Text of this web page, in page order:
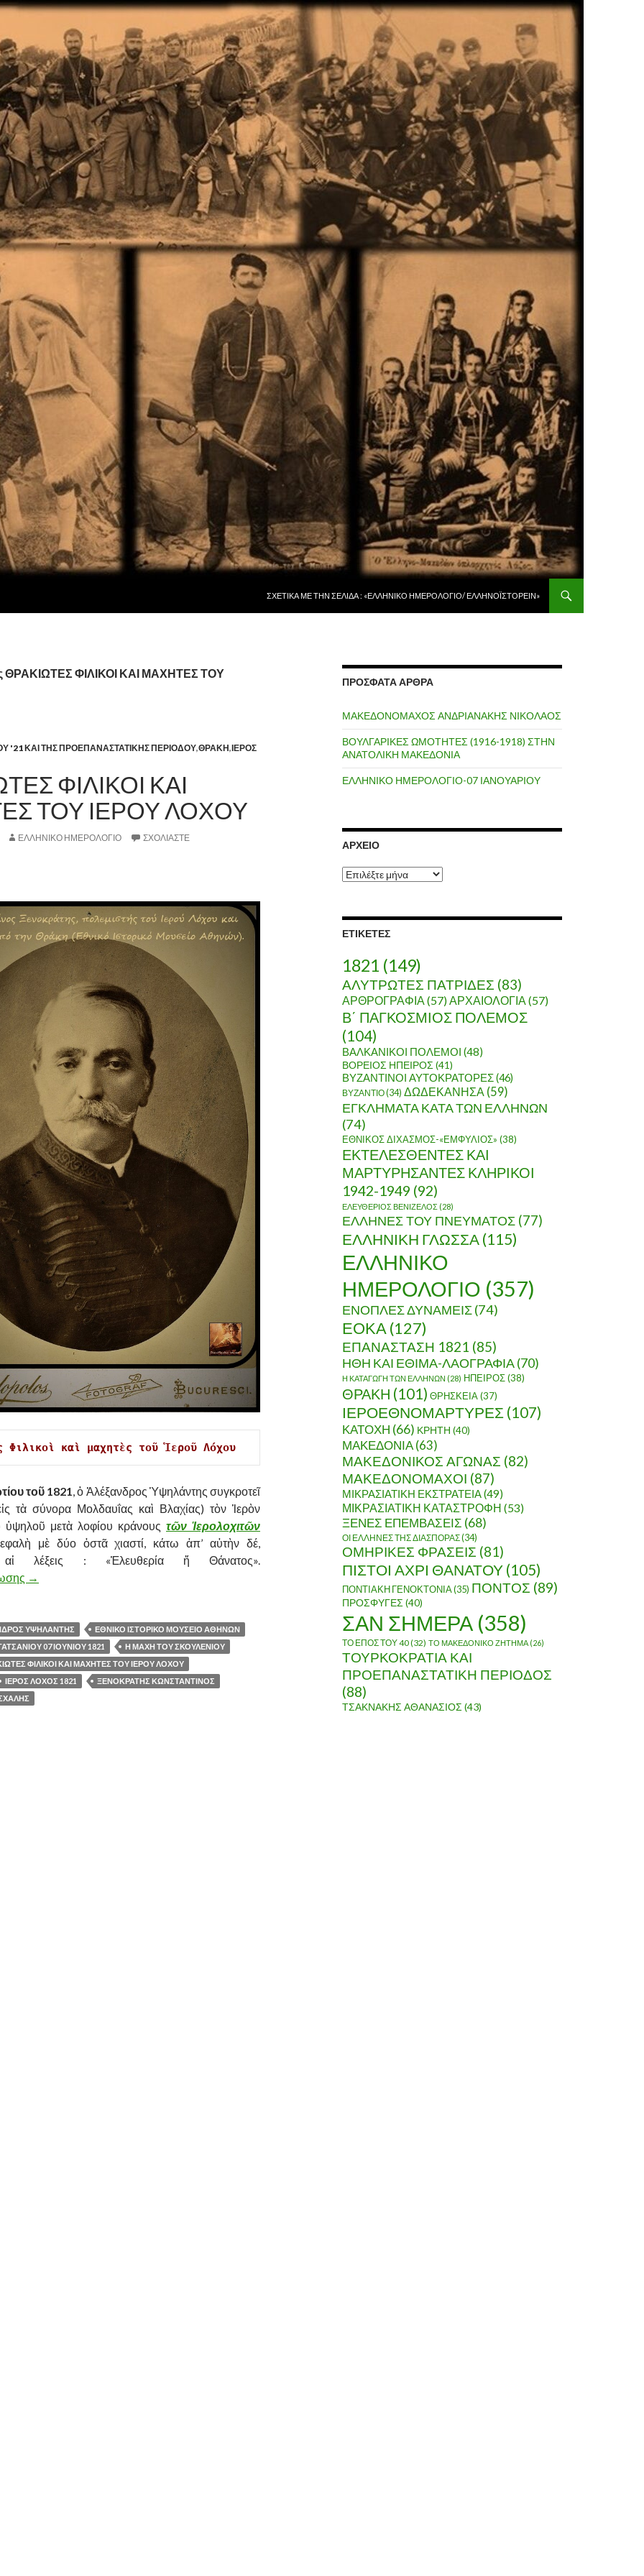
ΣΧΕΤΙΚᾺ ΜῈ ΤῊΝ ΣΕΛΊΔΑ : «ἙΛΛΗΝΙΚῸ ἩΜΕΡΟΛΌΓΙΟ/ ἙΛΛΗΝΟΪΣΤΟΡΕΙ͂Ν»
ΘΡΑΚΙΩΤΕΣ ΦΙΛΙΚΟΙ ΚΑΙ ΜΑΧΗΤΕΣ ΤΟΥ
'21 ΚΑΙ ΤΗΣ ΠΡΟΕΠΑΝΑΣΤΑΤΙΚΗΣ ΠΕΡΙΟΔΟΥ,ΘΡΑΚΗ,ΙΕΡΟΣ
ΦΙΛΙΚΟΙ ΚΑΙ
ΤΟΥ ΙΕΡΟΥ ΛΟΧΟΥ
ΕΛΛΗΝΙΚΟ ΗΜΕΡΟΛΟΓΙΟ ΣΧΟΛΙΆΣΤΕ
Φιλικοὶ καὶ μαχητὲς τοῦ Ἱεροῦ Λόχου
τοῦ 1821, ὁ Ἀλέξανδρος Ὑψηλάντης συγκροτεῖ
τὰ σύνορα Μολδαυΐας καὶ Βλαχίας) τὸν Ἱερὸν
μετὰ λοφίου κράνους τῶν Ἱερολοχιτῶν
μὲ δύο ὀστᾶ χιαστί, κάτω ἀπ’ αὐτὴν δέ,
αἱ λέξεις : «Ἐλευθερία ἤ Θάνατος».
ΘΡΑΚΙΩΤΕΣ ΦΙΛΙΚΟΙ ΚΑΙ ΜΑΧΗΤΕΣ ΤΟΥ ΙΕΡΟΥ ΛΟΧΟΥ
→
ΥΨΗΛΑΝΤΗΣ
ΕΘΝΙΚΟ ΙΣΤΟΡΙΚΟ ΜΟΥΣΕΙΟ ΑΘΗΝΩΝ
07 ΙΟΥΝΙΟΥ 1821
Η ΜΑΧΗ ΤΟΥ ΣΚΟΥΛΕΝΙΟΥ
ΦΙΛΙΚΟΙ ΚΑΙ ΜΑΧΗΤΕΣ ΤΟΥ ΙΕΡΟΥ ΛΟΧΟΥ
ΙΕΡΟΣ ΛΟΧΟΣ 1821
ΞΕΝΟΚΡΑΤΗΣ ΚΩΝΣΤΑΝΤΙΝΟΣ
ΠΡΌΣΦΑΤΑ ΆΡΘΡΑ
ΜΑΚΕΔΟΝΟΜΑΧΟΣ ΑΝΔΡΙΑΝΑΚΗΣ ΝΙΚΟΛΑΟΣ
ΒΟΥΛΓΑΡΙΚΕΣ ΩΜΟΤΗΤΕΣ (1916-1918) ΣΤΗΝ
ΑΝΑΤΟΛΙΚΗ ΜΑΚΕΔΟΝΙΑ
ΕΛΛΗΝΙΚΟ ΗΜΕΡΟΛΟΓΙΟ-07 ΙΑΝΟΥΑΡΙΟΥ
ΑΡΧΕΊΟ
Α
ρ
ο
ΕΤΙΚΈΤΕΣ
1821 (149)
ΑΛΥΤΡΩΤΕΣ ΠΑΤΡΙΔΕΣ (83)
ΑΡΘΡΟΓΡΑΦΙΑ(57)ΑΡΧΑΙΟΛΟΓΙΑ(57)
Β΄ ΠΑΓΚΟΣΜΙΟΣ ΠΟΛΕΜΟΣ
(104)
ΒΑΛΚΑΝΙΚΟΙ ΠΟΛΕΜΟΙ (48)
ΒΟΡΕΙΟΣ ΗΠΕΙΡΟΣ (41)
ΒΥΖΑΝΤΙΝΟΙ ΑΥΤΟΚΡΑΤΟΡΕΣ(46)
ΒΥΖΑΝΤΙΟ(34) ΔΩΔΕΚΑΝΗΣΑ (59)
ΕΓΚΛΗΜΑΤΑ ΚΑΤΑ ΤΩΝ ΕΛΛΗΝΩΝ
(74)
ΕΘΝΙΚΟΣ ΔΙΧΑΣΜΟΣ-«ΕΜΦΥΛΙΟΣ» (38)
ΕΚΤΕΛΕΣΘΕΝΤΕΣ ΚΑΙ
ΜΑΡΤΥΡΗΣΑΝΤΕΣ ΚΛΗΡΙΚΟΙ
1942-1949 (92)
ΕΛΕΥΘΕΡΙΟΣ ΒΕΝΙΖΕΛΟΣ (28)
ΕΛΛΗΝΕΣ ΤΟΥ ΠΝΕΥΜΑΤΟΣ (77)
ΕΛΛΗΝΙΚΗ ΓΛΩΣΣΑ (115)
ΕΛΛΗΝΙΚΟ
ΗΜΕΡΟΛΟΓΙΟ (357)
ΕΝΟΠΛΕΣ ΔΥΝΑΜΕΙΣ(74)
ΕΟΚΑ (127)
ΕΠΑΝΑΣΤΑΣΗ 1821 (85)
ΗΘΗ ΚΑΙ ΕΘΙΜΑ-ΛΑΟΓΡΑΦΙΑ(70)
Η ΚΑΤΑΓΩΓΗ ΤΩΝ ΕΛΛΗΝΩΝ (28) ΗΠΕΙΡΟΣ(38)
ΘΡΑΚΗ (101) ΘΡΗΣΚΕΙΑ(37)
ΙΕΡΟΕΘΝΟΜΑΡΤΥΡΕΣ (107)
ΚΑΤΟΧΗ (66) ΚΡΗΤΗ (40)
ΜΑΚΕΔΟΝΙΑ(63)
ΜΑΚΕΔΟΝΙΚΟΣ ΑΓΩΝΑΣ (82)
ΜΑΚΕΔΟΝΟΜΑΧΟΙ (87)
ΜΙΚΡΑΣΙΑΤΙΚΗ ΕΚΣΤΡΑΤΕΙΑ(49)
ΜΙΚΡΑΣΙΑΤΙΚΗ ΚΑΤΑΣΤΡΟΦΗ (53)
ΞΕΝΕΣ ΕΠΕΜΒΑΣΕΙΣ (68)
ΟΙ ΕΛΛΗΝΕΣ ΤΗΣ ΔΙΑΣΠΟΡΑΣ(34)
ΟΜΗΡΙΚΕΣ ΦΡΑΣΕΙΣ (81)
ΠΙΣΤΟΙ ΑΧΡΙ ΘΑΝΑΤΟΥ (105)
ΠΟΝΤΙΑΚΗ ΓΕΝΟΚΤΟΝΙΑ(35) ΠΟΝΤΟΣ (89)
ΠΡΟΣΦΥΓΕΣ (40)
ΣΑΝ ΣΗΜΕΡΑ (358)
ΤΟ ΕΠΟΣ ΤΟΥ 40(32) ΤΟ ΜΑΚΕΔΟΝΙΚΟ ΖΗΤΗΜΑ (26)
ΤΟΥΡΚΟΚΡΑΤΙΑ ΚΑΙ
ΠΡΟΕΠΑΝΑΣΤΑΤΙΚΗ ΠΕΡΙΟΔΟΣ
(88)
ΤΣΑΚΝΑΚΗΣ ΑΘΑΝΑΣΙΟΣ (43)